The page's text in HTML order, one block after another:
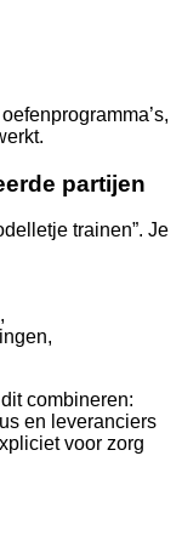
partijen
trainen”. Je
combineren:
en leveranciers
voor zorg